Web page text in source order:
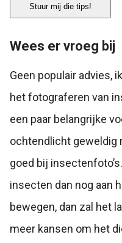
Stuur mij die tips!
Wees er vroeg bij
Geen populair advies,
het fotograferen van
een paar belangrijke
ochtendlicht geweldig
goed bij
insecten dan nog aan
bewegen, dan zal het
meer kansen om het